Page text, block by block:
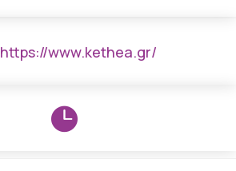
https://www.kethea.gr/
